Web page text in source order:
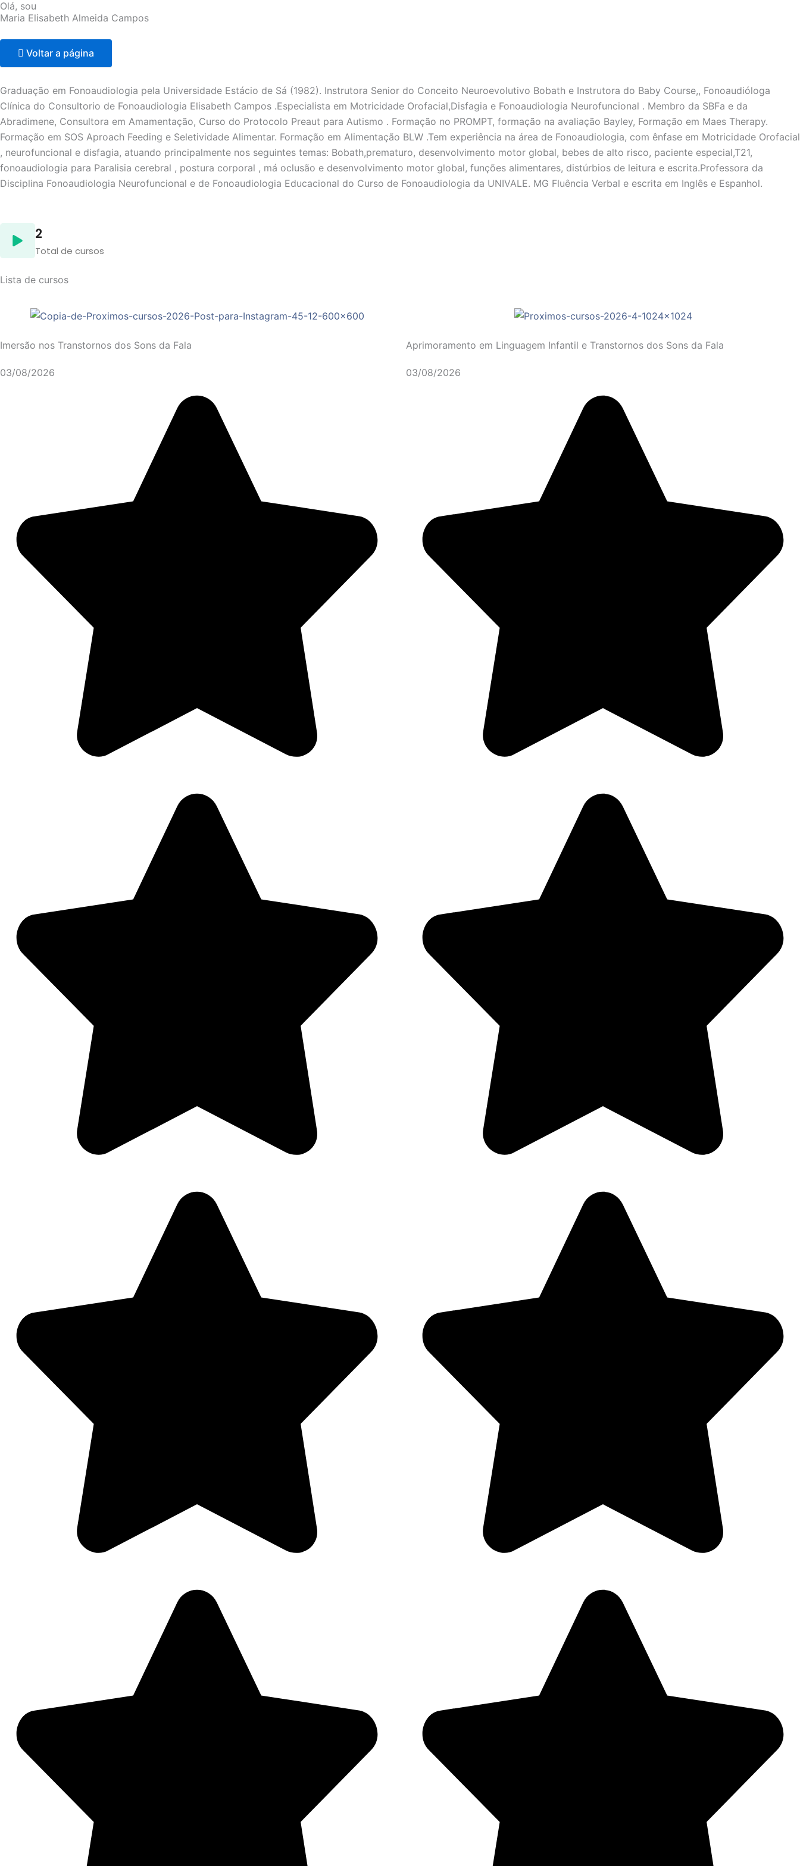
Olá, sou
Maria Elisabeth Almeida Campos
Voltar a página
Graduação em Fonoaudiologia pela Universidade Estácio de Sá (1982). Instrutora Senior do Conceito Neuroevolutivo Bobath e Instrutora do Baby Course,, Fonoaudióloga
Clínica do Consultorio de Fonoaudiologia Elisabeth Campos .Especialista em Motricidade Orofacial,Disfagia e Fonoaudiologia Neurofuncional . Membro da SBFa e da
Abradimene, Consultora em Amamentação, Curso do Protocolo Preaut para Autismo . Formação no PROMPT, formação na avaliação Bayley, Formação em Maes Therapy.
Formação em SOS Aproach Feeding e Seletividade Alimentar. Formação em Alimentação BLW .Tem experiência na área de Fonoaudiologia, com ênfase em Motricidade Orofacial
, neurofuncional e disfagia, atuando principalmente nos seguintes temas: Bobath,prematuro, desenvolvimento motor global, bebes de alto risco, paciente especial,T21,
fonoaudiologia para Paralisia cerebral , postura corporal , má oclusão e desenvolvimento motor global, funções alimentares, distúrbios de leitura e escrita.Professora da
Disciplina Fonoaudiologia Neurofuncional e de Fonoaudiologia Educacional do Curso de Fonoaudiologia da UNIVALE. MG Fluência Verbal e escrita em Inglês e Espanhol.
2
Total de cursos
Lista de cursos
Imersão nos Transtornos dos Sons da Fala
03/08/2026
Aprimoramento em Linguagem Infantil e Transtornos dos Sons da Fala
03/08/2026